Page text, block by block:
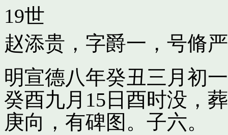
19世
赵添贵，字爵一，号脩严
明宣德八年癸丑三月初
癸酉九月15日酉时没，
庚向，有碑图。子六。